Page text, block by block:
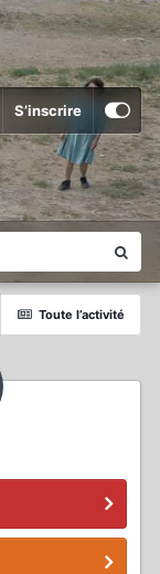
S’inscrire
Toute l’activité